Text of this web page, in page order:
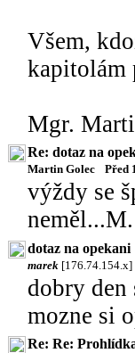
Všem,
kapitolám
Mgr.
Re: dotaz na
Martin Golec Před
výždy se
neměl...M.
dotaz na opekani
marek [176.74.154.x]
dobry den
mozne si
Re: Re: